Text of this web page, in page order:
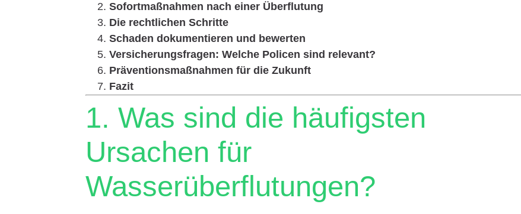
Sofortmaßnahmen nach einer Überflutung
Die rechtlichen Schritte
Schaden dokumentieren und bewerten
Versicherungsfragen: Welche Policen sind relevant?
Präventionsmaßnahmen für die Zukunft
Fazit
1. Was sind die häufigsten
Ursachen für
Wasserüberflutungen?